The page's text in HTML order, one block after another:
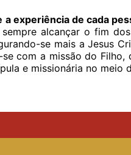
experiência de cada
sempre alcançar o fim
se mais a Jesus
com a missão do
e missionária no meio